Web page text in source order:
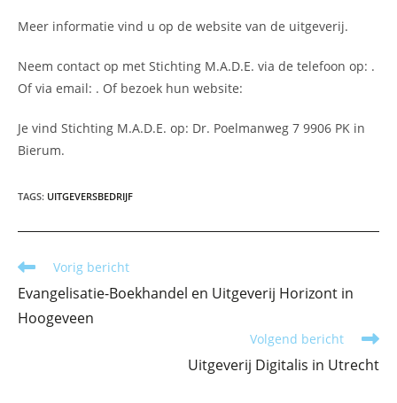
Meer informatie vind u op de website van de uitgeverij.
Neem contact op met Stichting M.A.D.E. via de telefoon op: .
Of via email: . Of bezoek hun website:
Je vind Stichting M.A.D.E. op: Dr. Poelmanweg 7 9906 PK in
Bierum.
TAGS: UITGEVERSBEDRIJF
Lees
artikelen
Vorig bericht
Evangelisatie-Boekhandel en Uitgeverij Horizont in
Hoogeveen
Volgend bericht
Uitgeverij Digitalis in Utrecht